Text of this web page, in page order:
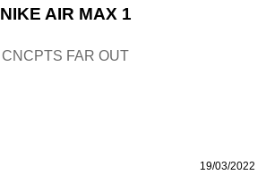
NIKE AIR MAX 1
CNCPTS FAR OUT
19/03/2022